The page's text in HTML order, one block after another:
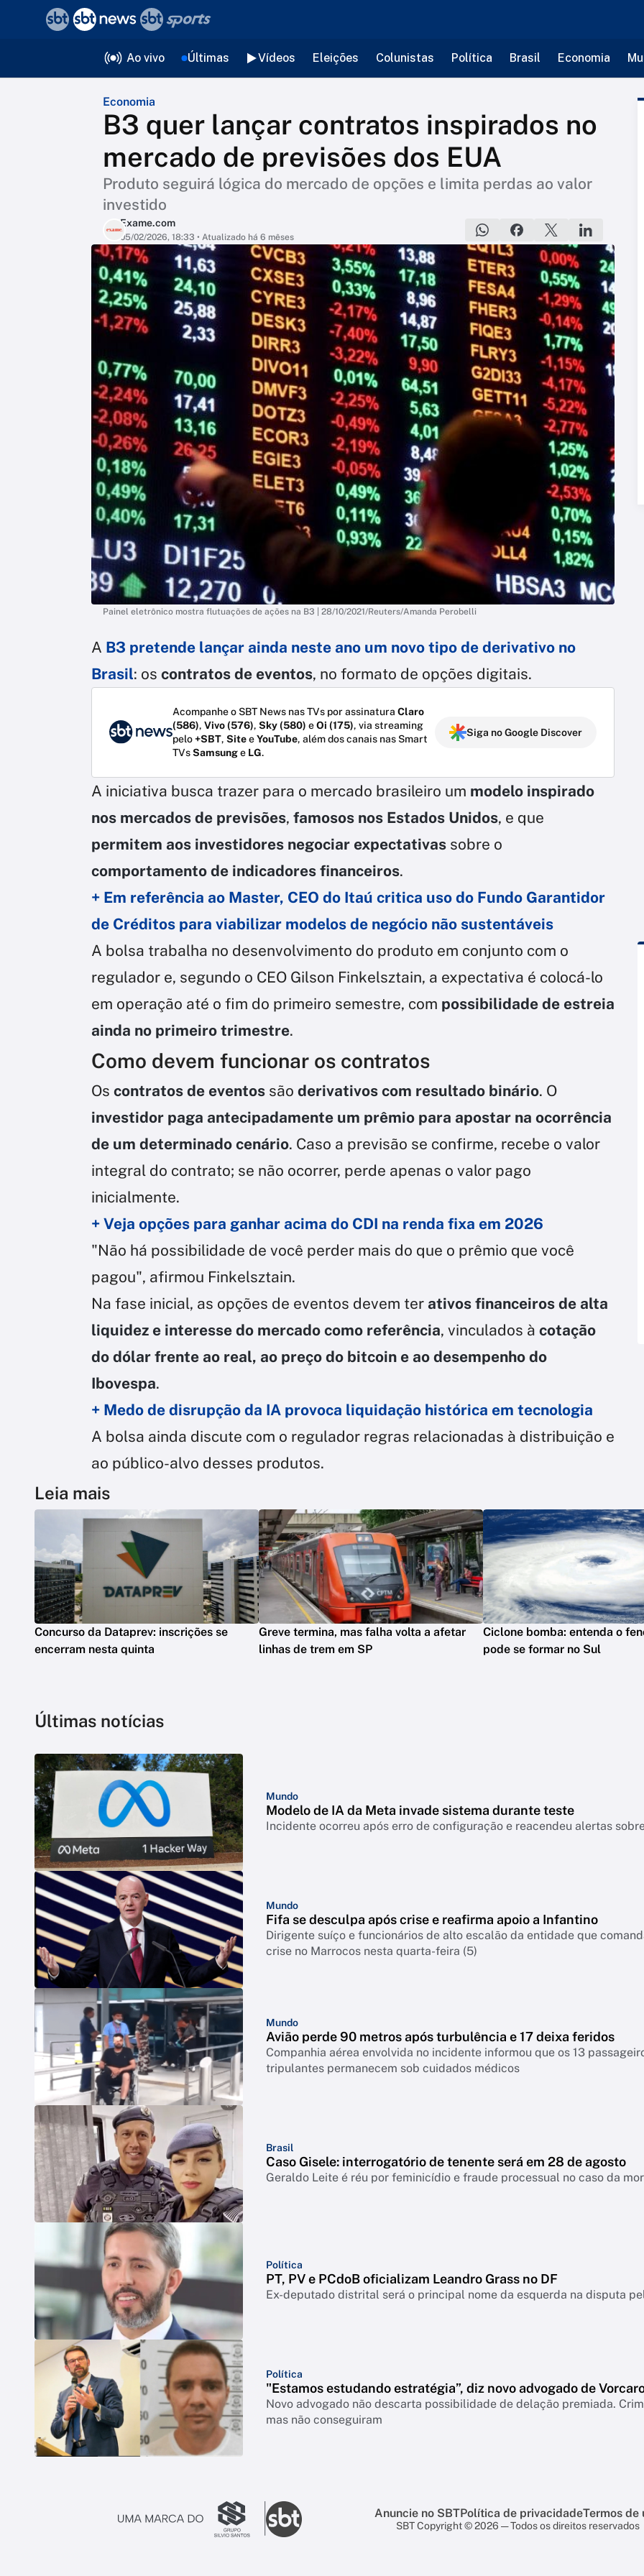
Ao vivo Últimas Vídeos Eleições Colunistas Política Brasil Economia
Economia
B3 quer lançar contratos inspirados no
mercado de previsões dos EUA
Produto seguirá lógica do mercado de opções e limita perdas ao valor
investido
Exame.com
05/02/2026, 18:33 • Atualizado há 6 mêses
Painel eletrônico mostra flutuações de ações na B3 | 28/10/2021/Reuters/Amanda Perobelli
A B3 pretende lançar ainda neste ano um novo tipo de derivativo no
Brasil: os contratos de eventos, no formato de opções digitais.
Acompanhe o SBT News nas TVs por assinatura Claro
(586), Vivo (576), Sky (580) eOi (175), via streaming
pelo+SBT, SiteeYouTube, além dos canais nas Smart
TVsSamsunge LG.
Siga no Google Discover
A iniciativa busca trazer para o mercado brasileiro um modelo inspirado
nos mercados de previsões, famosos nos Estados Unidos, e que
permitem aos investidores negociar expectativas sobre o
comportamento de indicadores financeiros.
+ Em referência ao Master, CEO do Itaú critica uso do Fundo Garantidor
de Créditos para viabilizar modelos de negócio não sustentáveis
A bolsa trabalha no desenvolvimento do produto em conjunto com o
regulador e, segundo o CEO Gilson Finkelsztain, a expectativa é colocá-lo
em operação até o fim do primeiro semestre, com possibilidade de estreia
ainda no primeiro trimestre.
Como devem funcionar os contratos
Os contratos de eventos são derivativos com resultado binário. O
investidor paga antecipadamente um prêmio para apostar na ocorrência
de um determinado cenário. Caso a previsão se confirme, recebe o valor
integral do contrato; se não ocorrer, perde apenas o valor pago
inicialmente.
+ Veja opções para ganhar acima do CDI na renda fixa em 2026
"Não há possibilidade de você perder mais do que o prêmio que você
pagou", afirmou Finkelsztain.
Na fase inicial, as opções de eventos devem ter ativos financeiros de alta
liquidez e interesse do mercado como referência, vinculados à cotação
do dólar frente ao real, ao preço do bitcoin e ao desempenho do
Ibovespa.
+ Medo de disrupção da IA provoca liquidação histórica em tecnologia
A bolsa ainda discute com o regulador regras relacionadas à distribuição e
ao público-alvo desses produtos.
Leia mais
Concurso da Dataprev: inscrições se
encerram nesta quinta
Greve termina, mas falha volta a afetar
linhas de trem em SP
Ciclone bomba: entenda o
pode se formar no Sul
Últimas notícias
Mundo
Modelo de IA da Meta invade sistema durante teste
Incidente ocorreu após erro de configuração e reacendeu alertas
Mundo
Fifa se desculpa após crise e reafirma apoio a Infantino
Dirigente suíço e funcionários de alto escalão da entidade que
crise no Marrocos nesta quarta-feira (5)
Mundo
Avião perde 90 metros após turbulência e 17 deixa feridos
Companhia aérea envolvida no incidente informou que os 13
tripulantes permanecem sob cuidados médicos
Brasil
Caso Gisele: interrogatório de tenente será em 28 de agosto
Geraldo Leite é réu por feminicídio e fraude processual no caso da
Política
PT, PV e PCdoB oficializam Leandro Grass no DF
Ex-deputado distrital será o principal nome da esquerda na disputa
Política
"Estamos estudando estratégia”, diz novo advogado de
Novo advogado não descarta possibilidade de delação premiada.
mas não conseguiram
Anuncie no SBTPolítica de privacidadeTermos de
SBT Copyright © 2026 — Todos os direitos reservados
voltar
Editorias